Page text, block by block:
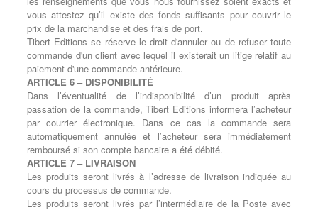
vous attestez qu’il existe des fonds suffisants pour couvrir le
prix de la marchandise et des frais de port.
Tibert Editions se réserve le droit d'annuler ou de refuser toute
commande d'un client avec lequel il existerait un litige relatif au
paiement d'une commande antérieure.
ARTICLE 6 – DISPONIBILITÉ
Dans l’éventualité de l’indisponibilité d’un produit après
passation de la commande, Tibert Editions informera l’acheteur
par courrier électronique. Dans ce cas la commande sera
automatiquement annulée et l’acheteur sera immédiatement
remboursé si son compte bancaire a été débité.
ARTICLE 7 – LIVRAISON
Les produits seront livrés à l’adresse de livraison indiquée au
cours du processus de commande.
Les produits seront livrés par l’intermédiaire de la Poste avec